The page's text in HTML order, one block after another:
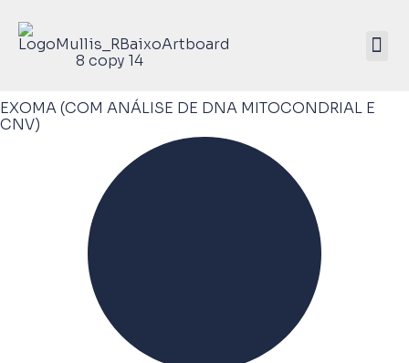
EXOMA (COM ANÁLISE DE DNA MITOCONDRIAL E
CNV)